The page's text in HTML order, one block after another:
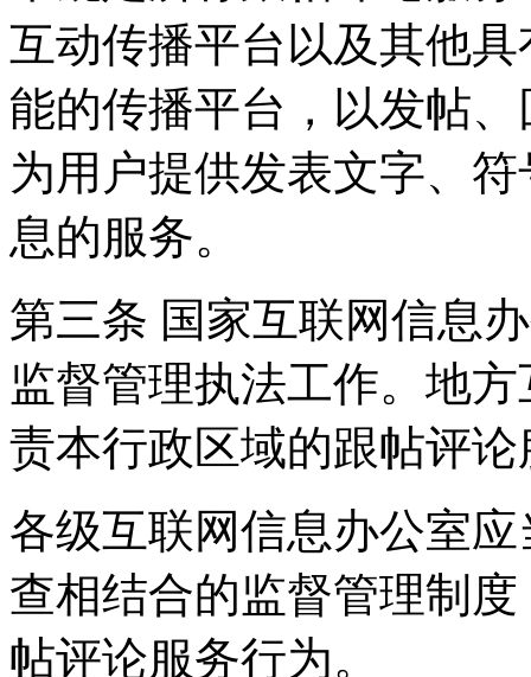
互动传播平台以及其他
能的传播平台，以发帖
为用户提供发表文字、
息的服务。
第三条 国家互联网信息
监督管理执法工作。地
责本行政区域的跟帖评
各级互联网信息办公室
查相结合的监督管理制
帖评论服务行为。